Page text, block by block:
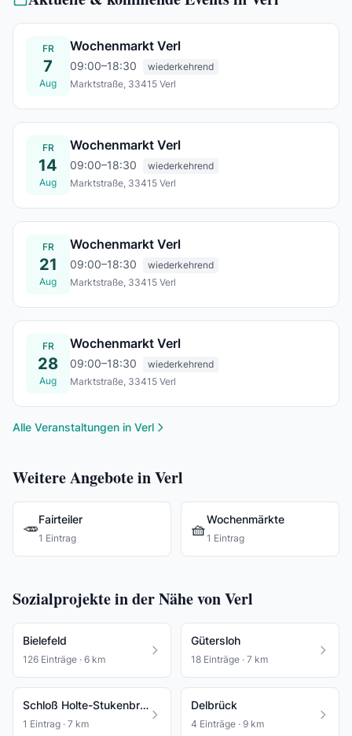
FR
7
Aug
Wochenmarkt Verl
09:00–18:30
wiederkehrend
Marktstraße, 33415 Verl
FR
14
Aug
Wochenmarkt Verl
09:00–18:30
wiederkehrend
Marktstraße, 33415 Verl
FR
21
Aug
Wochenmarkt Verl
09:00–18:30
wiederkehrend
Marktstraße, 33415 Verl
FR
28
Aug
Wochenmarkt Verl
09:00–18:30
wiederkehrend
Marktstraße, 33415 Verl
Alle Veranstaltungen in Verl
Weitere Angebote in Verl
🥕
Fairteiler
1 Eintrag 🧺
Wochenmärkte
1 Eintrag
Sozialprojekte in der Nähe von Verl
Bielefeld
126 Einträge · 6 km
Gütersloh
18 Einträge · 7 km
Schloß Holte-Stukenbrock
1 Eintrag · 7 km
Delbrück
4 Einträge · 9 km